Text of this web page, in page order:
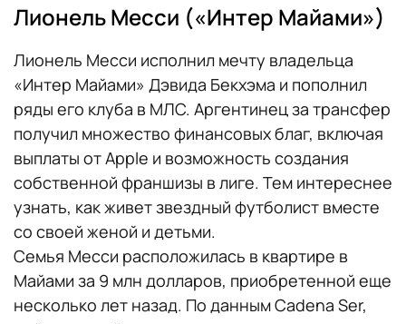
Лионель Месси («Интер Майами»)
Лионель Месси исполнил мечту владельца
«Интер Майами» Дэвида Бекхэма и пополнил
ряды его клуба в МЛС. Аргентинец за трансфер
получил множество финансовых благ, включая
выплаты от Apple и возможность создания
собственной франшизы в лиге. Тем интереснее
узнать, как живет звездный футболист вместе
со своей женой и детьми.
Семья Месси расположилась в квартире в
Майами за 9 млн долларов, приобретенной еще
несколько лет назад. По данным Cadena Ser,